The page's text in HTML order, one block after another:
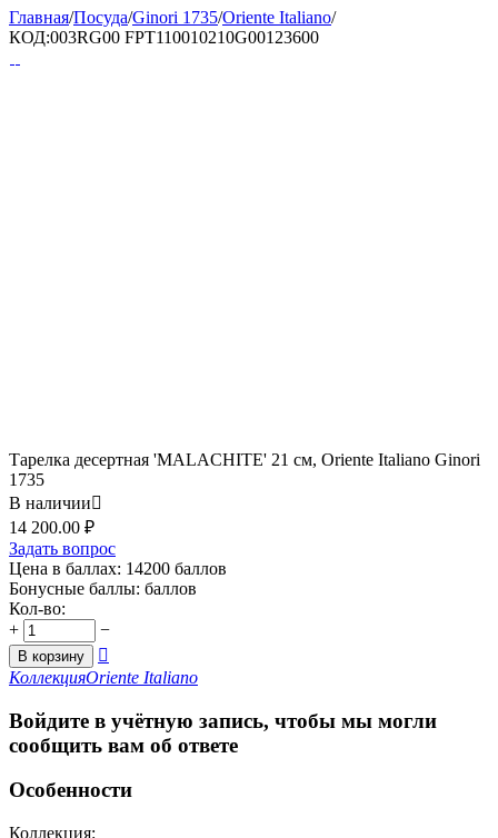
Главная/Посуда/Ginori 1735/Oriente Italiano/
КОД:003RG00 FPT110010210G00123600
Тарелка десертная 'MALACHITE' 21 см, Oriente Italiano Ginori
1735
В наличии
14 200.00 ₽
Задать вопрос
Цена в баллах: 14200 баллов
Бонусные баллы: баллов
Кол-во:
+
−
В корзину

КоллекцияOriente Italiano
Войдите в учётную запись, чтобы мы могли
сообщить вам об ответе
Особенности
Коллекция: